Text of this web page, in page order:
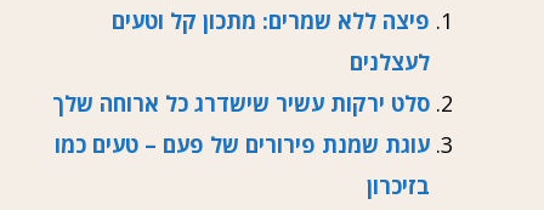
פיצה ללא שמרים: מתכון קל וטעים
לעצלנים
סלט ירקות עשיר שישדרג כל ארוחה שלך
עוגת שמנת פירורים של פעם – טעים כמו
בזיכרון